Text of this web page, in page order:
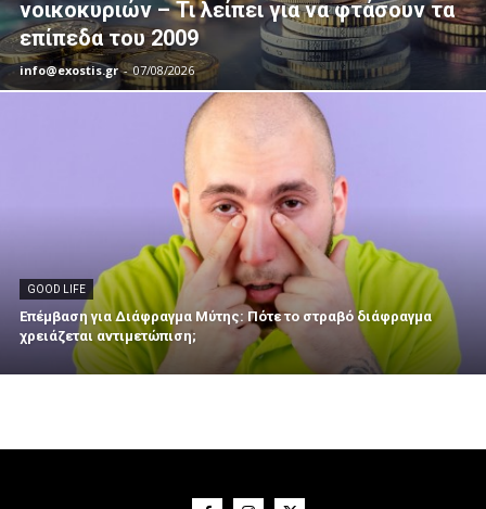
νοικοκυριών – Τι λείπει για να φτάσουν τα
επίπεδα του 2009
info@exostis.gr - 07/08/2026
GOOD LIFE
Επέμβαση για Διάφραγμα Μύτης: Πότε το στραβό διάφραγμα
χρειάζεται αντιμετώπιση;